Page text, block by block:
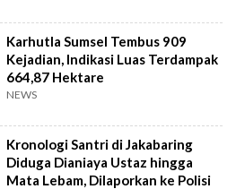
Karhutla Sumsel Tembus 909
Kejadian, Indikasi Luas Terdampak
664,87 Hektare
NEWS
Kronologi Santri di Jakabaring
Diduga Dianiaya Ustaz hingga
Mata Lebam, Dilaporkan ke Polisi